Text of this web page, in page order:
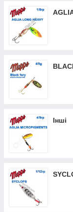
невеликого окуня
будь-якого виду
розміру.
Тут представлений
Інші